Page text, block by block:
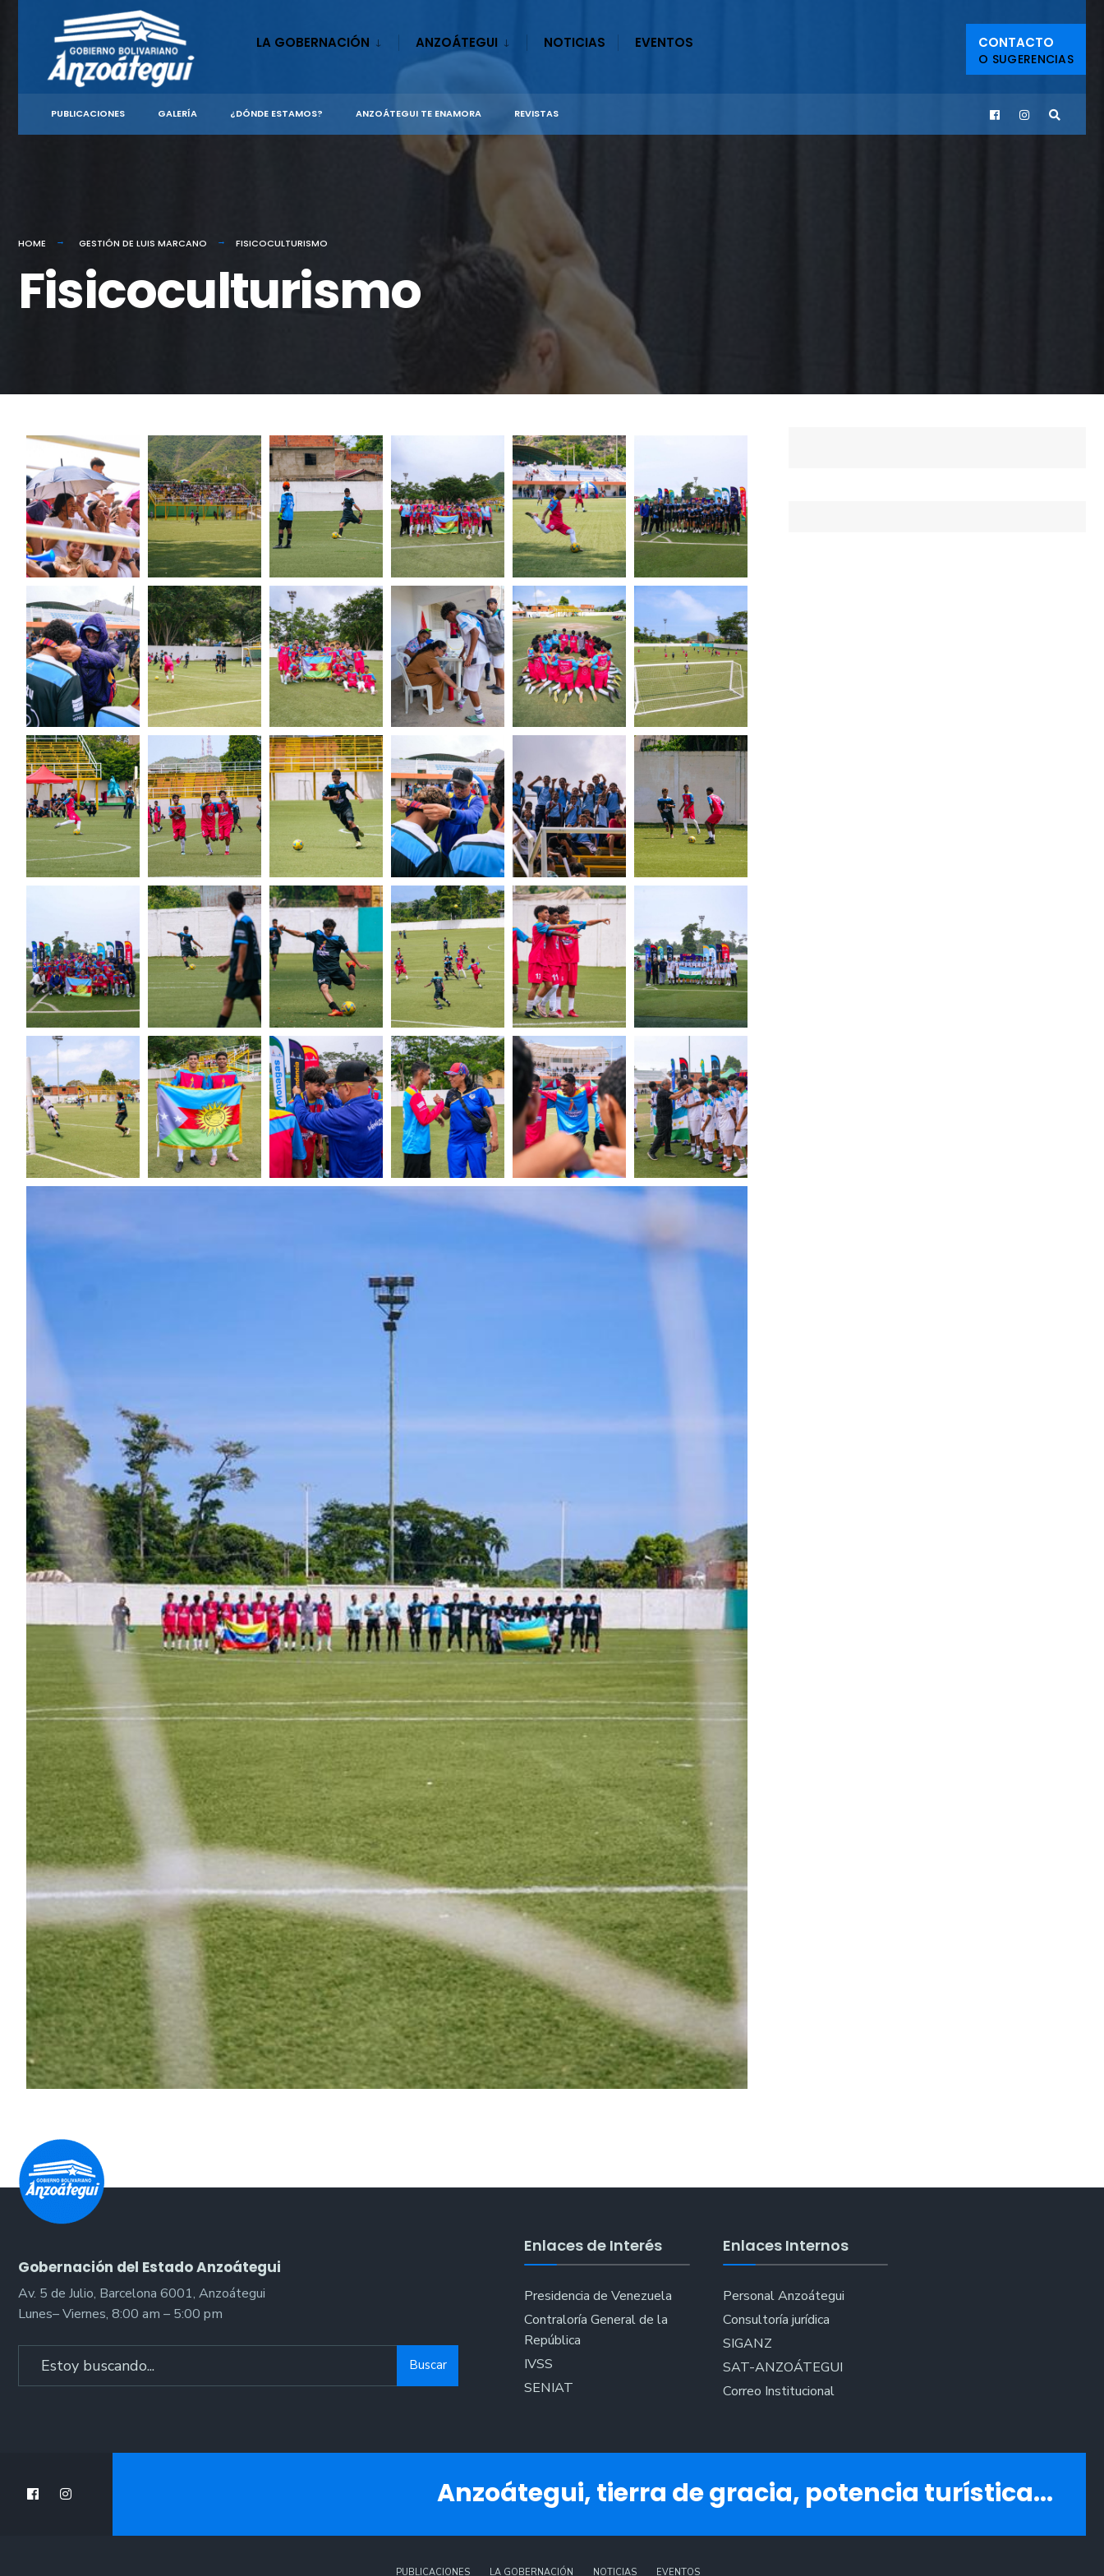
LA GOBERNACIÓN ANZOÁTEGUI NOTICIAS EVENTOS CONTACTO
O SUGERENCIAS
PUBLICACIONES GALERÍA ¿DÓNDE ESTAMOS? ANZOÁTEGUI TE ENAMORA REVISTAS
HOME GESTIÓN DE LUIS MARCANO FISICOCULTURISMO
Fisicoculturismo
Gobernación del Estado Anzoátegui
Av. 5 de Julio, Barcelona 6001, Anzoátegui
Lunes– Viernes, 8:00 am – 5:00 pm
Buscar
Enlaces de Interés
Presidencia de Venezuela
Contraloría General de la
República
IVSS
SENIAT
Enlaces Internos
Personal Anzoátegui
Consultoría jurídica
SIGANZ
SAT-ANZOÁTEGUI
Correo Institucional
Anzoátegui, tierra de gracia, potencia turística...
PUBLICACIONES LA GOBERNACIÓN NOTICIAS EVENTOS